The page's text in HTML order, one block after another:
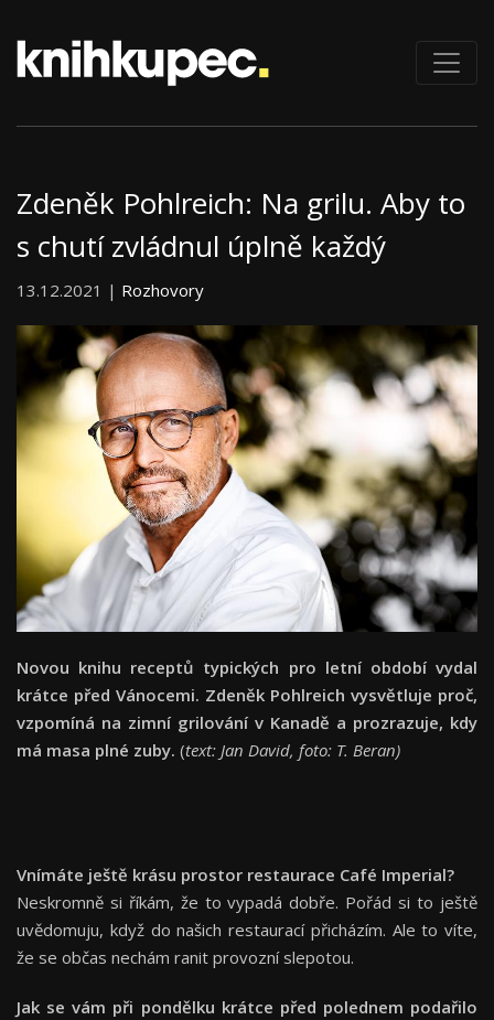
Zdeněk Pohlreich: Na grilu. Aby to
s chutí zvládnul úplně každý
13.12.2021 | Rozhovory
Novou knihu receptů typických pro letní období vydal
krátce před Vánocemi. Zdeněk Pohlreich vysvětluje proč,
vzpomíná na zimní grilování v Kanadě a prozrazuje, kdy
má masa plné zuby. (text: Jan David, foto: T. Beran)
Vnímáte ještě krásu prostor restaurace Café Imperial?
Neskromně si říkám, že to vypadá dobře. Pořád si to ještě
uvědomuju, když do našich restaurací přicházím. Ale to víte,
že se občas nechám ranit provozní slepotou.
Jak se vám při pondělku krátce před polednem podařilo